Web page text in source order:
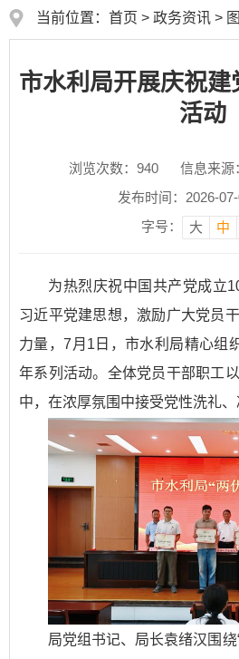
当前位置： 首页 > 政务资讯 >
市水利局开展庆祝建
活动
浏览次数： 940
信息来源
发布时间：2026-
字号：
大 中
为热烈庆祝中国共产党成立
习近平党建思想，激励广大党员
力量，7月1日，市水利局精心组
年系列活动。全体党员干部职工
中，在浓厚氛围中接受党性洗礼、
局党组书记、局长袁绪汉围